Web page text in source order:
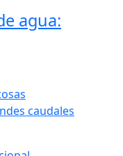
agua:
caudales